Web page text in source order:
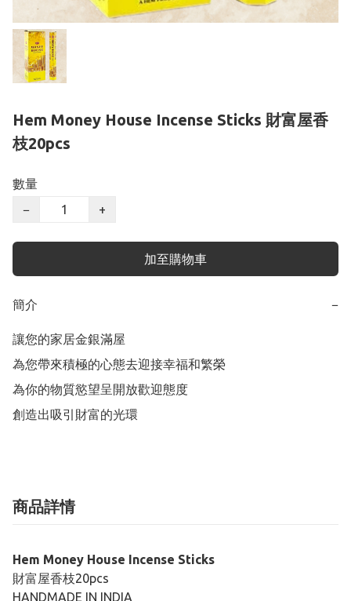
Hem Money House Incense Sticks 財富屋香
枝20pcs
數量
−
+
加至購物車
簡介 −
讓您的家居金銀滿屋
為您帶來積極的心態去迎接幸福和繁榮
為你的物質慾望呈開放歡迎態度
創造出吸引財富的光環
商品詳情
Hem Money House Incense Sticks
財富屋香枝20pcs
HANDMADE IN INDIA